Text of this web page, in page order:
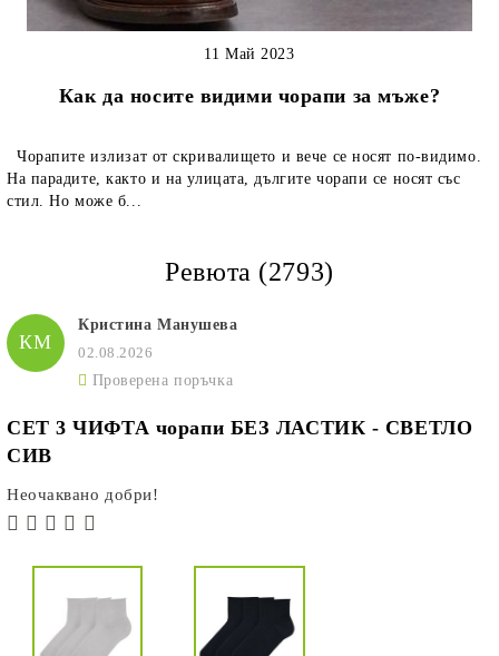
Как да носите видими чорапи за мъже?
11 Май 2023
Чорапите излизат от скривалището и вече се носят по-видимо.
На парадите, както и на улицата, дългите чорапи се носят със
стил. Но може б...
Ревюта (2793)
КМ
Кристина Манушева
02.08.2026
Проверена поръчка
СЕТ 3 ЧИФТА чорапи БЕЗ ЛАСТИК - СВЕТЛО
СИВ
Неочаквано добри!